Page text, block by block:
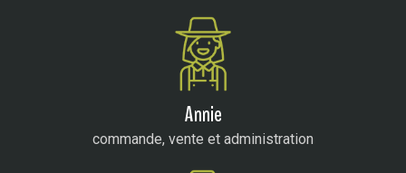
Annie
commande, vente et administration